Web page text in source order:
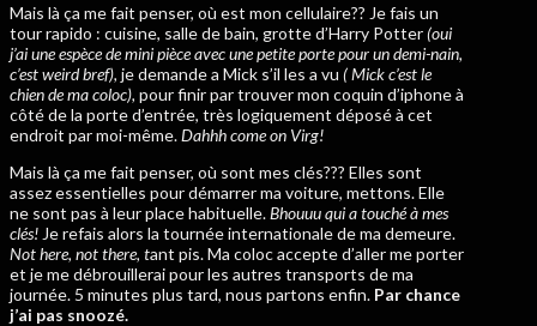
Mais là ça me fait penser, où est mon cellulaire?? Je fais un
tour rapido : cuisine, salle de bain, grotte d’Harry Potter(oui
j’ai une espèce de mini pièce avec une petite porte pour un demi-nain,
c’est weird bref), je demande a Mick s’il les a vu ( Mick c’est le
chien de ma coloc), pour finir par trouver mon coquin d’iphone à
côté de la porte d’entrée, très logiquement déposé à cet
endroit par moi-même.Dahhh come on Virg!
Mais là ça me fait penser, où sont mes clés??? Elles sont
assez essentielles pour démarrer ma voiture, mettons. Elle
ne sont pas à leur place habituelle.Bhouuu qui a touché à mes
clés! Je refais alors la tournée internationale de ma demeure.
Not here, not there, tant pis. Ma coloc accepte d’aller me porter
et je me débrouillerai pour les autres transports de ma
journée. 5 minutes plus tard, nous partons enfin. Par chance
j’ai pas snoozé.